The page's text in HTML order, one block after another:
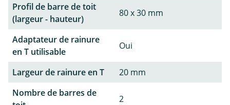
Profil de barre de toit
(largeur - hauteur)
80 x 30 mm
Adaptateur de rainure
en T utilisable
Oui
Largeur de rainure en T
20 mm
Nombre de barres de
2